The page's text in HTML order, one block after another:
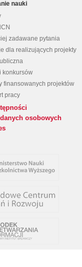
nauki
zadawane pytania
dla realizujących projekty
konkursów
finansowanych projektów
pracy
osobowych